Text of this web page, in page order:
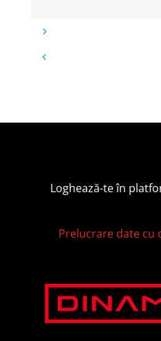
Loghează-te în
Prelucrare date cu